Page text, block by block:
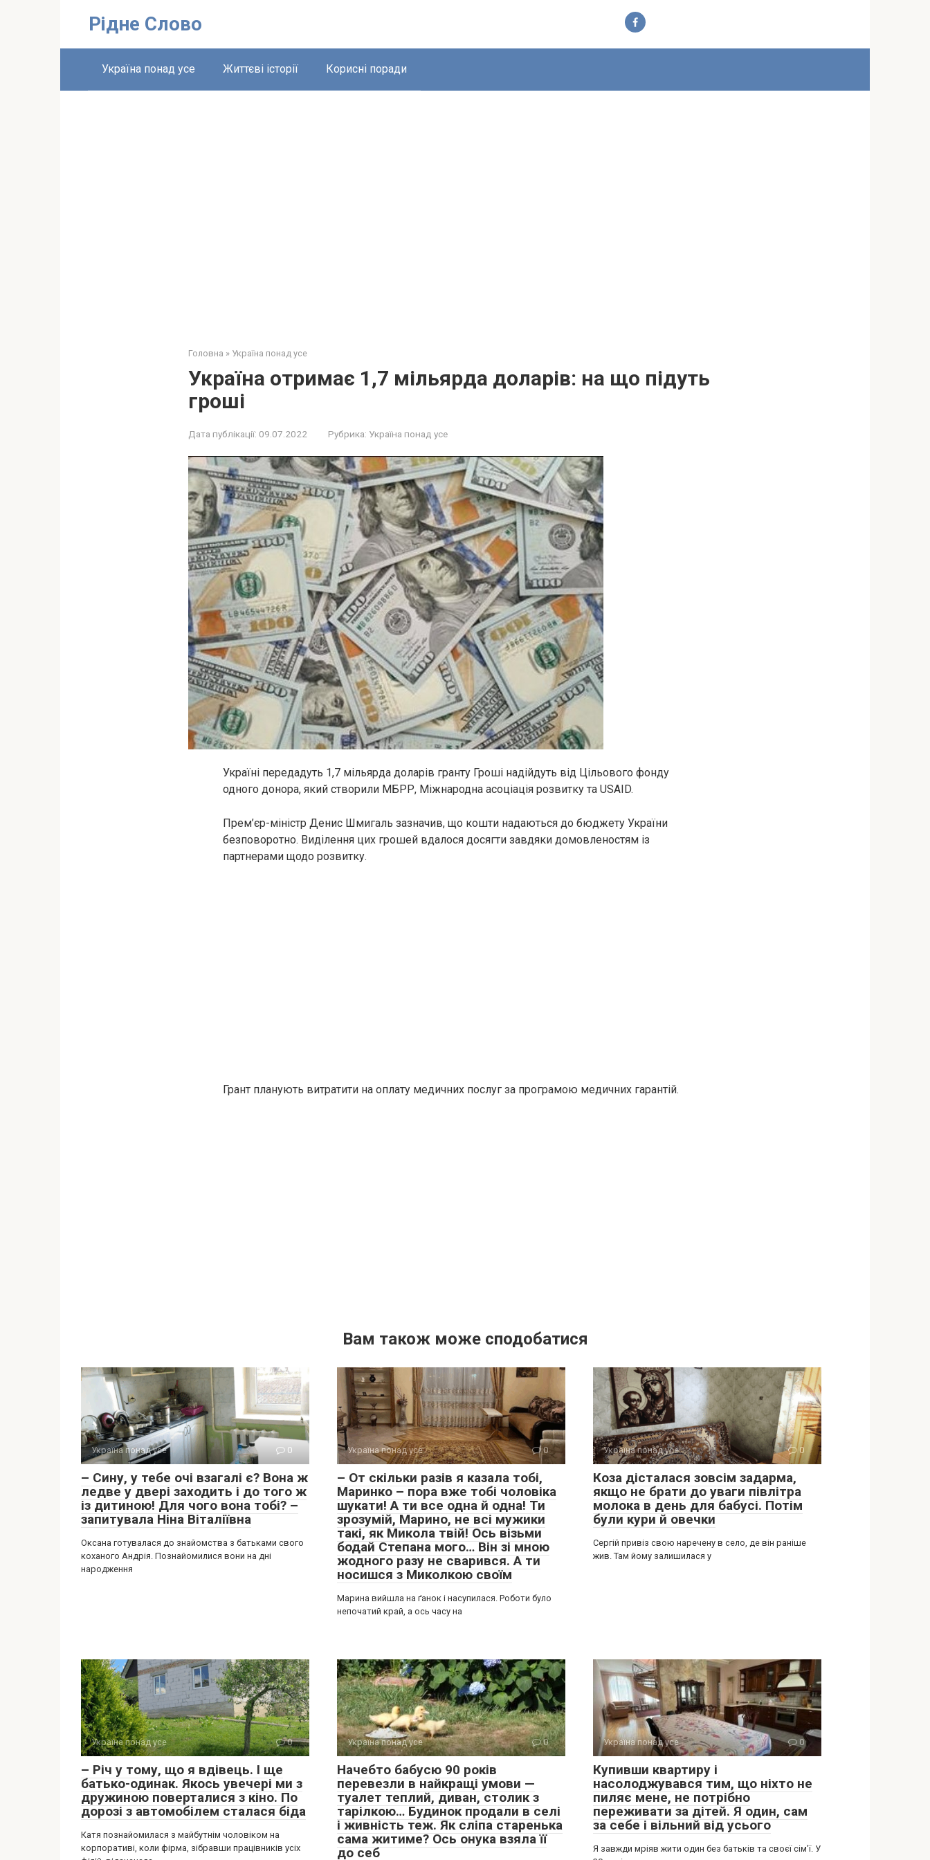
Рідне Слово
Україна понад усе Життєві історії Корисні поради
Головна » Україна понад усе
Україна отримає 1,7 мільярда доларів: на що підуть
гроші
Дата публікації: 09.07.2022 Рубрика: Україна понад усе
Україні передадуть 1,7 мільярда доларів гранту Гроші надійдуть від Цільового фонду
одного донора, який створили МБРР, Міжнародна асоціація розвитку та USAID.
Прем’єр-міністр Денис Шмигаль зазначив, що кошти надаються до бюджету України
безповоротно. Виділення цих грошей вдалося досягти завдяки домовленостям із
партнерами щодо розвитку.
Грант планують витратити на оплату медичних послуг за програмою медичних гарантій.
Вам також може сподобатися
Україна понад усе 0
– Сину, у тебе очі взагалі є? Вона ж
ледве у двері заходить і до того ж
із дитиною! Для чого вона тобі? –
запитувала Ніна Віталіївна
Оксана готувалася до знайомства з батьками свого
коханого Андрія. Познайомилися вони на дні
народження
Україна понад усе 0
– От скільки разів я казала тобі,
Маринко – пора вже тобі чоловіка
шукати! А ти все одна й одна! Ти
зрозумій, Марино, не всі мужики
такі, як Микола твій! Ось візьми
бодай Степана мого… Він зі мною
жодного разу не сварився. А ти
носишся з Миколкою своїм
Марина вийшла на ґанок і насупилася. Роботи було
непочатий край, а ось часу на
Україна понад усе 0
Коза дісталася зовсім задарма,
якщо не брати до уваги півлітра
молока в день для бабусі. Потім
були кури й овечки
Сергій привіз свою наречену в село, де він раніше
жив. Там йому залишилася у
Україна понад усе 0
– Річ у тому, що я вдівець. І ще
батько-одинак. Якось увечері ми з
дружиною поверталися з кіно. По
дорозі з автомобілем сталася біда
Катя познайомилася з майбутнім чоловіком на
корпоративі, коли фірма, зібравши працівників усіх
Україна понад усе 0
Начебто бабусю 90 років
перевезли в найкращі умови —
туалет теплий, диван, столик з
тарілкою… Будинок продали в селі
і живність теж. Як сліпа старенька
сама житиме? Ось онука взяла її
до себ
Україна понад усе 0
Купивши квартиру і
насолоджувався тим, що ніхто не
пиляє мене, не потрібно
переживати за дітей. Я один, сам
за себе і вільний від усього
Я завжди мріяв жити один без батьків та своєї сім’ї. У